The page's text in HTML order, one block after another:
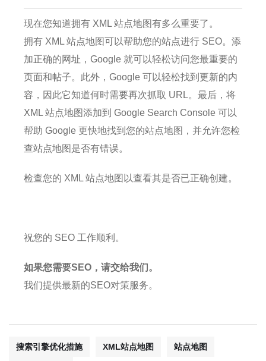
现在您知道拥有 XML 站点地图有多么重要了。
拥有 XML 站点地图可以帮助您的站点进行 SEO。 添
加正确的网址，Google 就可以轻松访问您最重要的
页面和帖子。 此外，Google 可以轻松找到更新的内
容，因此它知道何时需要再次抓取 URL。 最后，将
XML 站点地图添加到 Google Search Console 可以
帮助 Google 更快地找到您的站点地图，并允许您检
查站点地图是否有错误。
检查您的 XML 站点地图以查看其是否已正确创建。
祝您的 SEO 工作顺利。
如果您需要SEO，请交给我们。
我们提供最新的SEO对策服务。
搜索引擎优化措施 XML站点地图 站点地图